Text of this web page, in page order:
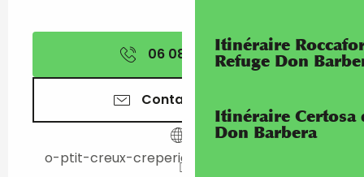
Itinéraire
Refuge Don
Itinéraire Certosa
Don Barbera
06 08 78 81▒▒
Contactez-nous
o-ptit-creux-creperie-menton.eatbu.com